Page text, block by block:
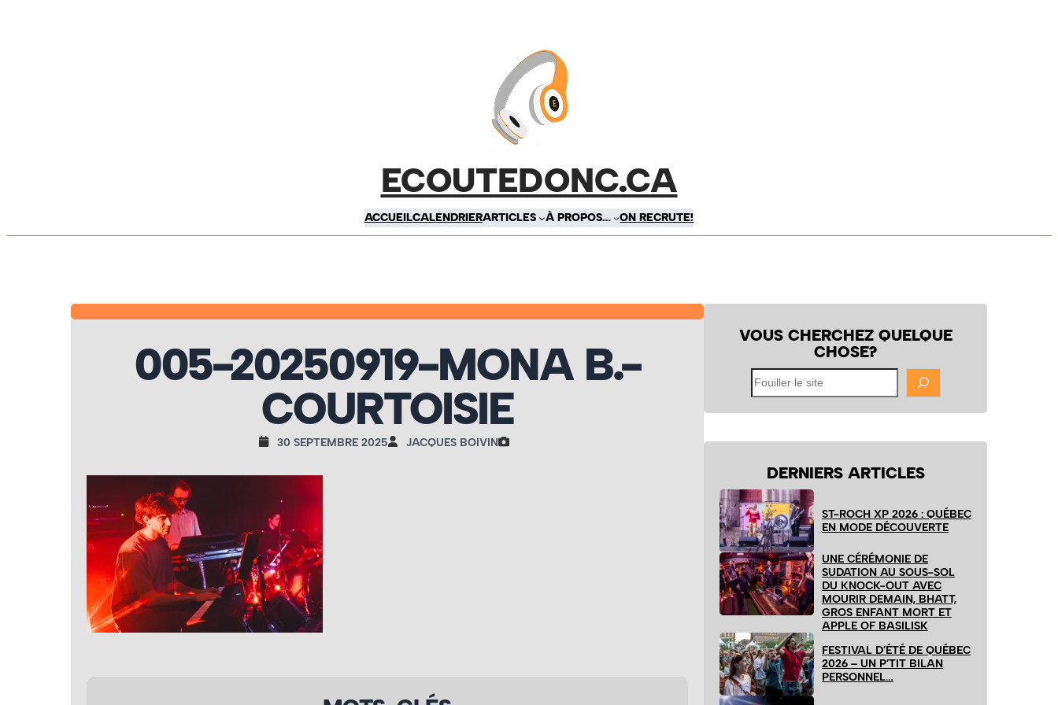
ECOUTEDONC.CA
ACCUEILCALENDRIERARTICLES À PROPOS… ON RECRUTE!
005-20250919-MONA B.-
COURTOISIE
30 SEPTEMBRE 2025 JACQUES BOIVIN
VOUS CHERCHEZ QUELQUE
CHOSE?
Fouiller
le
site
DERNIERS ARTICLES
ST-ROCH XP 2026 : QUÉBEC
EN MODE DÉCOUVERTE
UNE CÉRÉMONIE DE
SUDATION AU SOUS-SOL
DU KNOCK-OUT AVEC
MOURIR DEMAIN, BHATT,
GROS ENFANT MORT ET
APPLE OF BASILISK
FESTIVAL D’ÉTÉ DE QUÉBEC
2026 – UN P’TIT BILAN
PERSONNEL…